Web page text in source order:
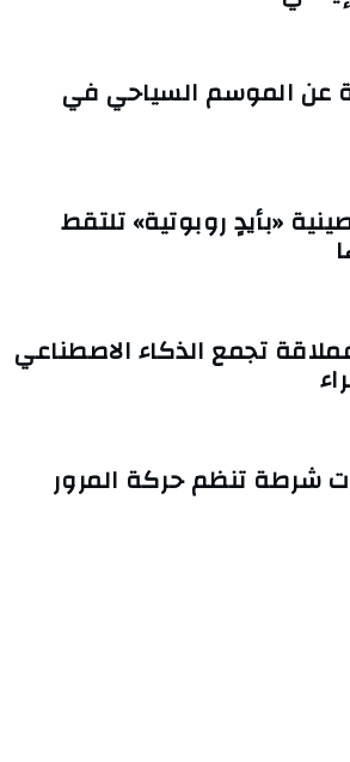
عن الموسم السياحي في
«بأيدٍ روبوتية» تلتقط
تجمع الذكاء الاصطناعي
شرطة تنظم حركة المرور